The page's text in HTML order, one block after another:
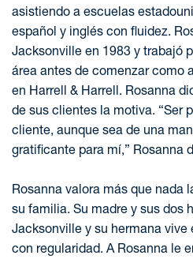
asistiendo a escuelas
español y inglés con fluidez.
Jacksonville en 1983 y trabajó
área antes de comenzar como
en Harrell & Harrell. Rosanna
de sus clientes la motiva. “Ser
cliente, aunque sea de una
gratificante para mí,” Rosanna
Rosanna valora más que nada
su familia. Su madre y sus dos
Jacksonville y su hermana vive
con regularidad. A Rosanna le